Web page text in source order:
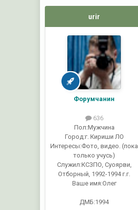
urir
Форумчанин
636
Пол:Мужчина
Город:г. Кириши ЛО
Интересы:Фото, видео. (пока
только учусь)
Служил:КСЗПО, Суоярви,
Отборный, 1992-1994 г.г.
Ваше имя:Олег
ДМБ:1994